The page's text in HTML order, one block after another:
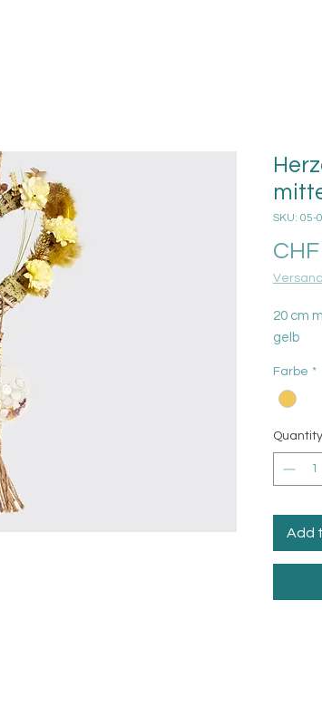
SKU: 05-
20 cm
gelb
Farbe *
Quantity
Add